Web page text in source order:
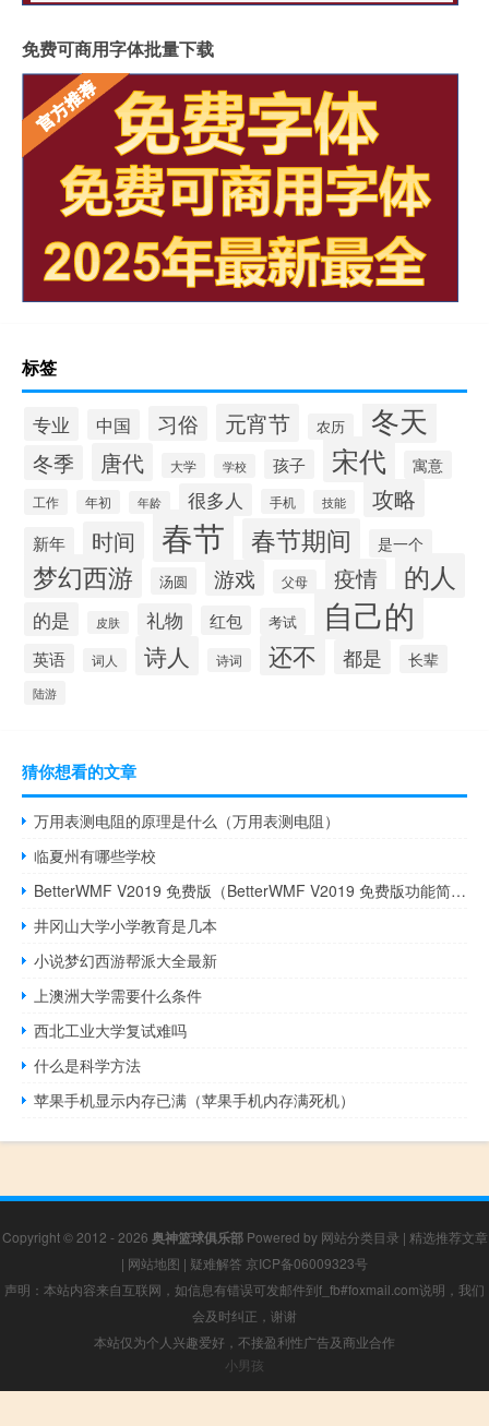
免费可商用字体批量下载
标签
专业 中国 习俗 元宵节 农历 冬天
冬季 唐代 大学 学校 孩子 宋代 寓意
工作 年初 年龄 很多人 手机 技能 攻略
新年 时间 春节 春节期间 是一个
梦幻西游 汤圆 游戏 父母 疫情 的人
的是 皮肤 礼物 红包 考试 自己的
英语 词人 诗人 诗词 还不 都是 长辈
陆游
猜你想看的文章
万用表测电阻的原理是什么（万用表测电阻）
临夏州有哪些学校
BetterWMF V2019 免费版（BetterWMF V2019 免费版功能简介）
井冈山大学小学教育是几本
小说梦幻西游帮派大全最新
上澳洲大学需要什么条件
西北工业大学复试难吗
什么是科学方法
苹果手机显示内存已满（苹果手机内存满死机）
Copyright © 2012 - 2026 奥神篮球俱乐部Powered by 网站分类目录 | 精选推荐文章
| 网站地图 | 疑难解答 京ICP备06009323号
声明：本站内容来自互联网，如信息有错误可发邮件到f_fb#foxmail.com说明，我们
会及时纠正，谢谢
本站仅为个人兴趣爱好，不接盈利性广告及商业合作
小男孩